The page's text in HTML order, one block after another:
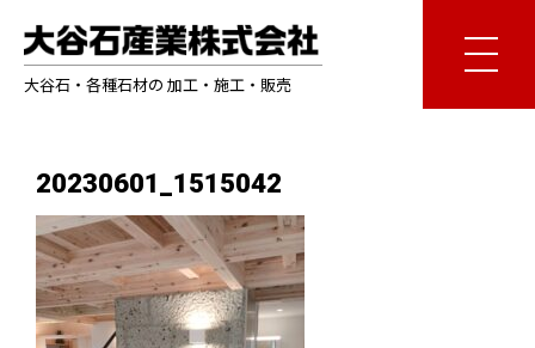
大谷石・各種石材の 加工・施工・販売
20230601_1515042